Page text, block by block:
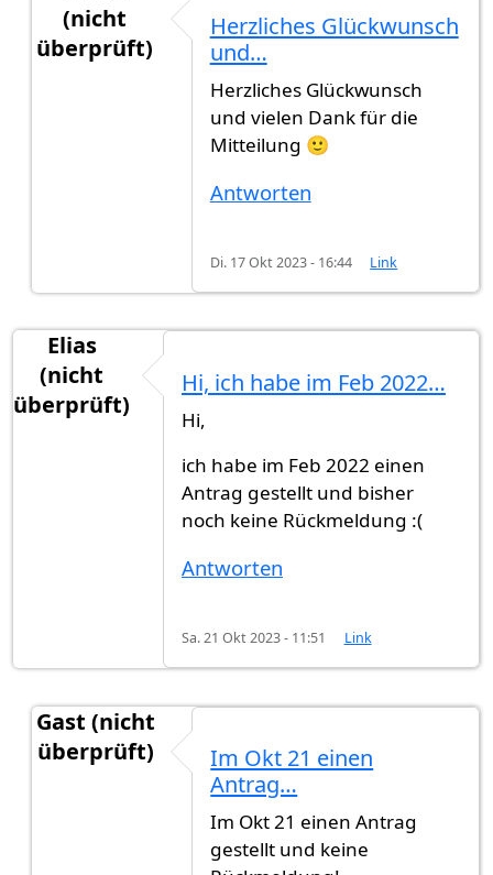
(nicht
überprüft)
Herzliches Glückwunsch
und…
Herzliches Glückwunsch
und vielen Dank für die
Mitteilung 🙂
Antworten
Di. 17 Okt 2023 - 16:44 Link
Elias
(nicht
überprüft)
Hi, ich habe im Feb 2022…
Hi,
ich habe im Feb 2022 einen
Antrag gestellt und bisher
noch keine Rückmeldung :(
Antworten
Sa. 21 Okt 2023 - 11:51 Link
Gast (nicht
überprüft)
Hi, ich habe im Feb 2022…
Im Okt 21 einen
Antrag…
Im Okt 21 einen Antrag
gestellt und keine